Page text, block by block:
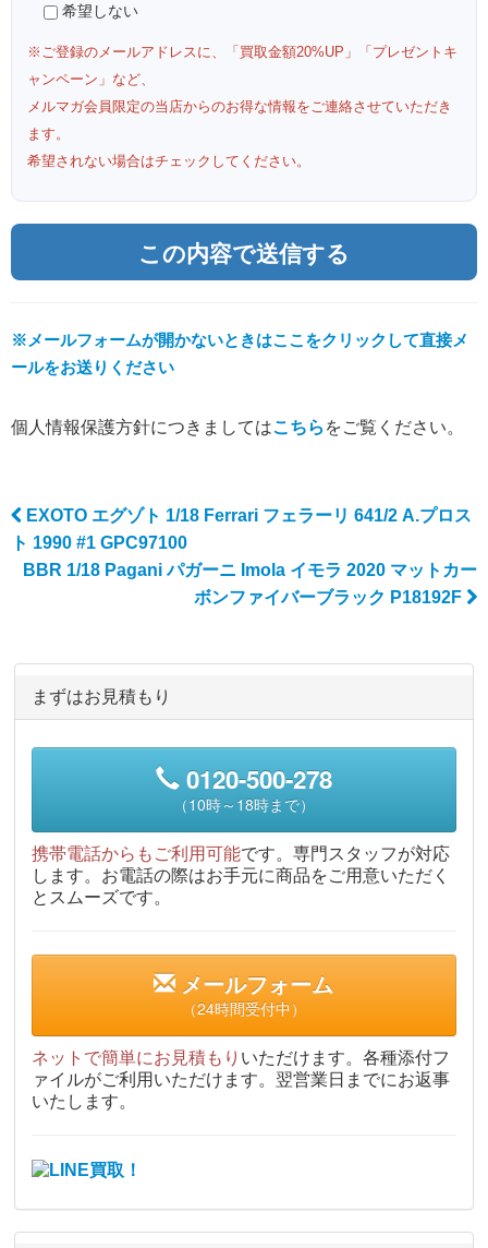
希望しない
※ご登録のメールアドレスに、「買取金額20%UP」「プレゼントキ
ャンペーン」など、
メルマガ会員限定の当店からのお得な情報をご連絡させていただき
ます。
希望されない場合はチェックしてください。
※メールフォームが開かないときはここをクリックして直接メ
ールをお送りください
個人情報保護方針につきましてはこちら をご覧ください。
Post navigation
EXOTO エグゾト 1/18 Ferrari フェラーリ 641/2 A.プロス
ト 1990 #1 GPC97100
BBR 1/18 Pagani パガーニ Imola イモラ 2020 マットカー
ボンファイバーブラック P18192F
まずはお見積もり
0120-500-278
（10時～18時まで）
携帯電話からもご利用可能です。専門スタッフが対応
します。お電話の際はお手元に商品をご用意いただく
とスムーズです。
メールフォーム
（24時間受付中）
ネットで簡単にお見積もり いただけます。各種添付フ
ァイルがご利用いただけます。翌営業日までにお返事
いたします。